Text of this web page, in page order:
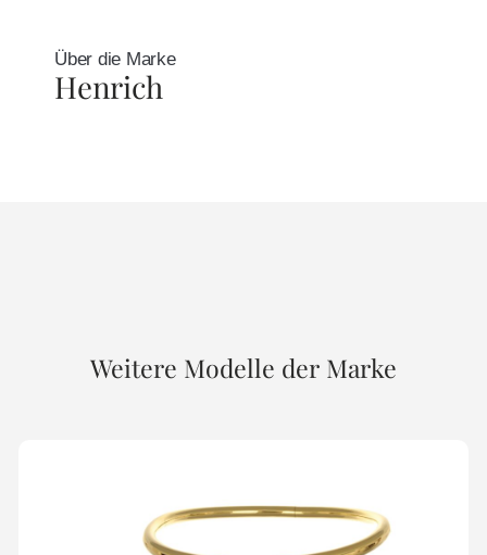
Über die Marke
Henrich
Weitere Modelle der Marke